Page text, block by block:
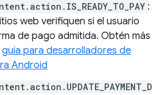
:
web verifiquen si el usuario
de pago admitida. Obtén más
guía para desarrolladores de
Android